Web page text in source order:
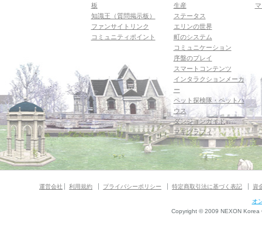
板
知識王（質問掲示板）
ファンサイトリンク
コミュニティポイント
生産
ステータス
エリンの世界
町のシステム
コミュニケーション
序盤のプレイ
スマートコンテンツ
インタラクションメーカ
ー
ペット探検隊・ペットハ
ウス
ダンジョンガイド
マギグラフィ
運営会社 利用規約 プライバシーポリシー 特定商取引法に基づく表記 資
オ
Copyright © 2009 NEXON Korea